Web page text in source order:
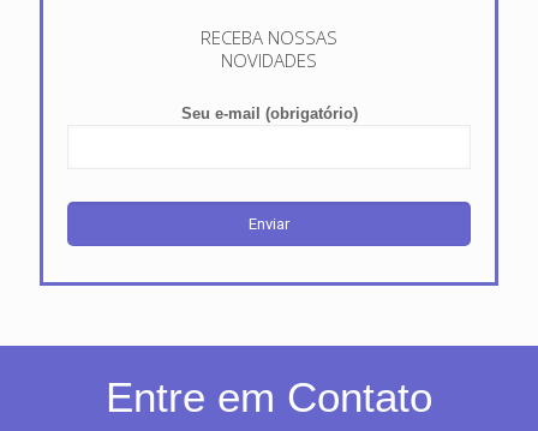
RECEBA NOSSAS
NOVIDADES
Seu e-mail (obrigatório)
Entre em Contato